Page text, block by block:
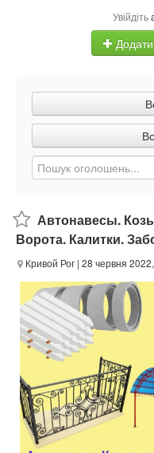
Увійдіть
Автонавесы.
Ворота. Калитки.
Кривой Рог | 28 червня 2022,